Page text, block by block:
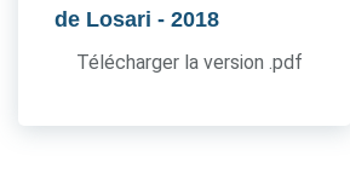
de Losari - 2018
Télécharger la version .pdf